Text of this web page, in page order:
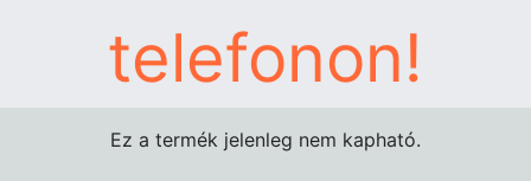
telefonon!
Ez a termék jelenleg nem kapható.